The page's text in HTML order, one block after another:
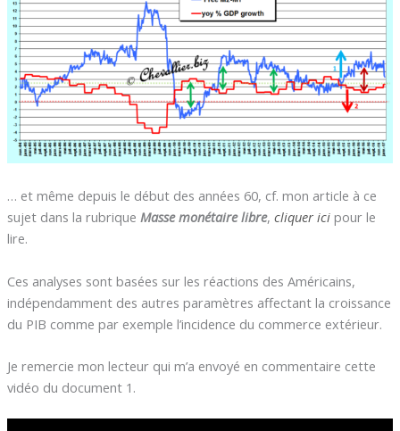
… et même depuis le début des années 60, cf. mon article à ce
sujet dans la rubrique Masse monétaire libre, cliquer icipour le
lire.
Ces analyses sont basées sur les réactions des Américains,
indépendamment des autres paramètres affectant la croissance
du PIB comme par exemple l’incidence du commerce extérieur.
Je remercie mon lecteur qui m’a envoyé en commentaire cette
vidéo du document 1.